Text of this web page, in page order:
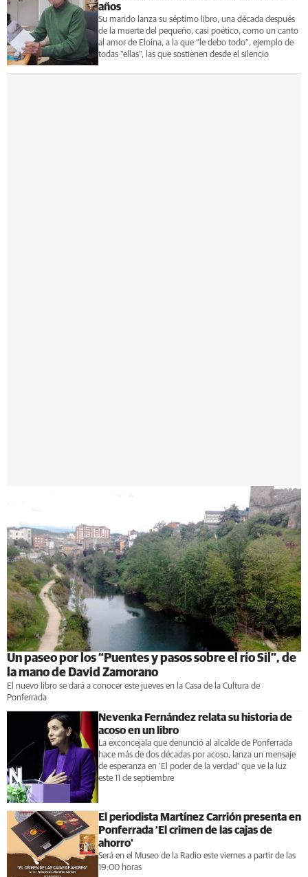
años
Su marido lanza su séptimo libro, una década después
de la muerte del pequeño, casi poético, como un canto
al amor de Eloína, a la que “le debo todo”, ejemplo de
todas "ellas", las que sostienen desde el silencio
Un paseo por los “Puentes y pasos sobre el río Sil”, de
la mano de David Zamorano
El nuevo libro se dará a conocer este jueves en la Casa de la Cultura de
Ponferrada
Nevenka Fernández relata su historia de
acoso en un libro
La exconcejala que denunció al alcalde de Ponferrada
hace más de dos décadas por acoso, lanza un mensaje
de esperanza en 'El poder de la verdad' que ve la luz
este 11 de septiembre
El periodista Martínez Carrión presenta en
Ponferrada ‘El crimen de las cajas de
ahorro’
Será en el Museo de la Radio este viernes a partir de las
19:00 horas